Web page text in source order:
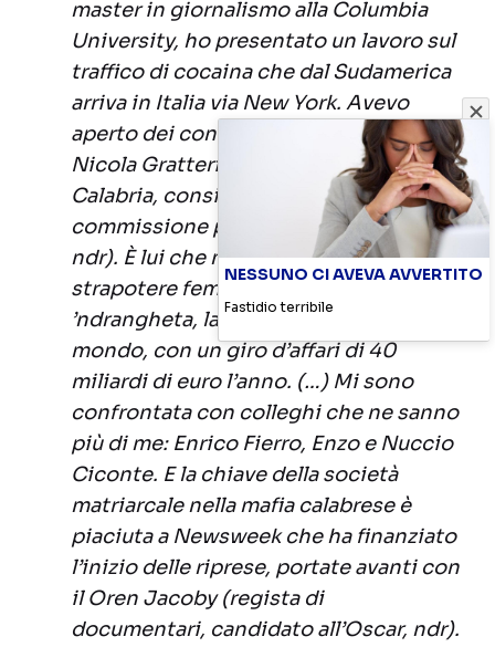
master in giornalismo alla Columbia
University, ho presentato un lavoro sul
traffico di cocaina che dal Sudamerica
arriva in Italia via New York. Avevo
aperto dei contatti con Fbi e Dea e con
Nicola Gratteri (procuratore a Reggio
Calabria, consigliere della
commissione parlamentare antimafia,
ndr). È lui che mi ha raccontato dello
strapotere femminile nella
’ndrangheta, la più potente mafia del
mondo, con un giro d’affari di 40
miliardi di euro l’anno. (…) Mi sono
confrontata con colleghi che ne sanno
più di me: Enrico Fierro, Enzo e Nuccio
Ciconte. E la chiave della società
matriarcale nella mafia calabrese è
piaciuta a Newsweek che ha finanziato
l’inizio delle riprese, portate avanti con
il Oren Jacoby (regista di
documentari, candidato all’Oscar, ndr).
NESSUNO CI AVEVA AVVERTITO
Fastidio terribile